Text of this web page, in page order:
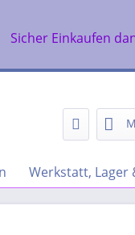
Sicher Einkaufen
Werkstatt, Lager